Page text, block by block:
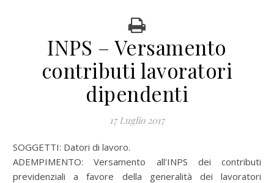
INPS – Versamento
contributi lavoratori
dipendenti
17 Luglio 2017
SOGGETTI: Datori di lavoro.
ADEMPIMENTO: Versamento all'INPS dei contributi
previdenziali a favore della generalità dei lavoratori